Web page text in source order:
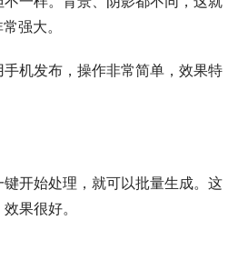
强大。
机发布，操作非常简单，效果特
开始处理，就可以批量生成。这
果很好。